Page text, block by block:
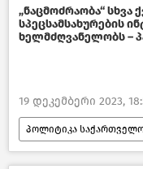
პოლიტიკა
საქართველოს საგარეო
საქართველოს
შალვა პაპუაშვილი
„ნაცმოძრაობა“ სხვა
სპეცსამსახურების
ხელმძღვანელობს –
19 დეკემბერი 2023,
პოლიტიკა
საქართველოს